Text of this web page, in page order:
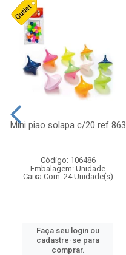
Mini piao solapa c/20 ref 863
Código: 106486
Embalagem: Unidade
Caixa Com: 24 Unidade(s)
Faça seu login ou
cadastre-se para
comprar.